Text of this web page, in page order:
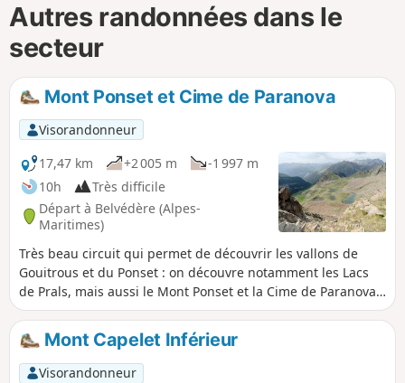
Autres randonnées dans le
secteur
Mont Ponset et Cime de Paranova
Visorandonneur
17,47 km
+2 005 m
-1 997 m
10h
Très difficile
Départ à Belvédère (Alpes-
Maritimes)
Très beau circuit qui permet de découvrir les vallons de
Gouitrous et du Ponset : on découvre notamment les Lacs
de Prals, mais aussi le Mont Ponset et la Cime de Paranova.
On voit de nombreux chamois et marmottes tout au long du
circuit.Mont Capelet Inférieur
Visorandonneur